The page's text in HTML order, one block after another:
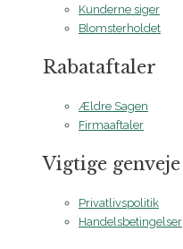
Kunderne siger
Blomsterholdet
Rabataftaler
Ældre Sagen
Firmaaftaler
Vigtige genveje
Privatlivspolitik
Handelsbetingelser